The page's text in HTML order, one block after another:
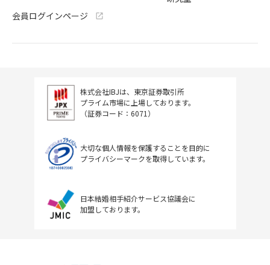
会員ログインページ
株式会社IBJは、東京証券取引所
プライム市場に上場しております。
（証券コード：6071）
大切な個人情報を保護することを目的に
プライバシーマークを取得しています。
日本結婚相手紹介サービス協議会に
加盟しております。